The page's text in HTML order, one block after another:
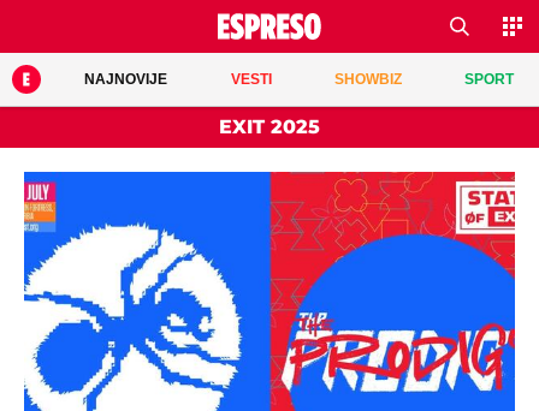
NAJNOVIJE VESTI SHOWBIZ SPORT
EXIT 2025